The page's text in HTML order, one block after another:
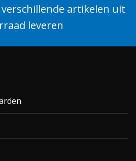
verschillende artikelen uit
leveren